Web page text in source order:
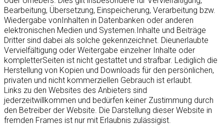
Bearbeitung, Übersetzung, Einspeicherung, Verarbeitung bzw.
Wiedergabe vonInhalten in Datenbanken oder anderen
elektronischen Medien und Systemen.Inhalte und Beiträge
Dritter sind dabei als solche gekennzeichnet. Dieunerlaubte
Vervielfältigung oder Weitergabe einzelner Inhalte oder
kompletterSeiten ist nicht gestattet und strafbar. Lediglich die
Herstellung von Kopien und Downloads für den persönlichen,
privaten und nicht kommerziellen Gebrauch ist erlaubt.
Links zu den Websites des Anbieters sind
jederzeitwillkommen und bedürfen keiner Zustimmung durch
den Betreiber der Website. Die Darstellung dieser Website in
fremden Frames ist nur mit Erlaubnis zulässigist.